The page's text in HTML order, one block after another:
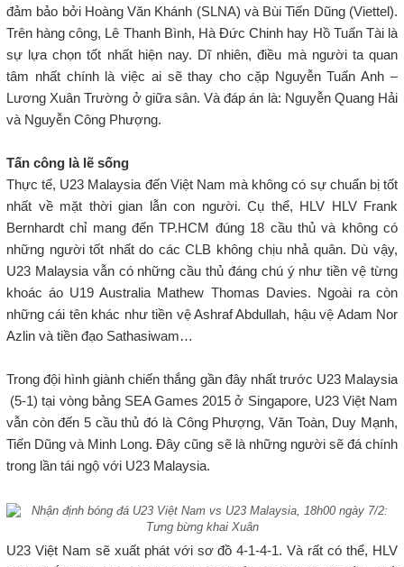
đảm bảo bởi Hoàng Văn Khánh (SLNA) và Bùi Tiến Dũng (Viettel).
Trên hàng công, Lê Thanh Bình, Hà Đức Chinh hay Hồ Tuấn Tài là
sự lựa chọn tốt nhất hiện nay. Dĩ nhiên, điều mà người ta quan
tâm nhất chính là việc ai sẽ thay cho cặp Nguyễn Tuấn Anh –
Lương Xuân Trường ở giữa sân. Và đáp án là: Nguyễn Quang Hải
và Nguyễn Công Phượng.
Tấn công là lẽ sống
Thực tế, U23 Malaysia đến Việt Nam mà không có sự chuẩn bị tốt
nhất về mặt thời gian lẫn con người. Cụ thể, HLV HLV Frank
Bernhardt chỉ mang đến TP.HCM đúng 18 cầu thủ và không có
những người tốt nhất do các CLB không chịu nhả quân. Dù vậy,
U23 Malaysia vẫn có những cầu thủ đáng chú ý như tiền vệ từng
khoác áo U19 Australia Mathew Thomas Davies. Ngoài ra còn
những cái tên khác như tiền vệ Ashraf Abdullah, hậu vệ Adam Nor
Azlin và tiền đạo Sathasiwam…
Trong đội hình giành chiến thắng gần đây nhất trước U23 Malaysia
(5-1) tại vòng bảng SEA Games 2015 ở Singapore, U23 Việt Nam
vẫn còn đến 5 cầu thủ đó là Công Phượng, Văn Toàn, Duy Mạnh,
Tiến Dũng và Minh Long. Đây cũng sẽ là những người sẽ đá chính
trong lần tái ngộ với U23 Malaysia.
U23 Việt Nam sẽ xuất phát với sơ đồ 4-1-4-1. Và rất có thể, HLV